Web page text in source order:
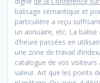
balisage sémantique et
particulière a reçu
un annuaire, etc. La
d’heure passées en
une zone de travail
catalogue de vos
valeur. Art que les points